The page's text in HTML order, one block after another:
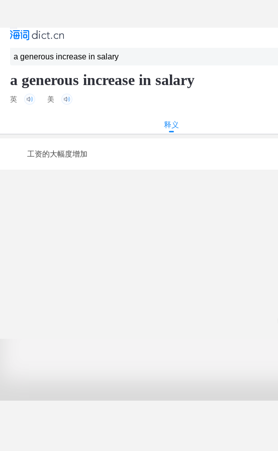
a generous increase in salary
英 美
释义
工资的大幅度增加